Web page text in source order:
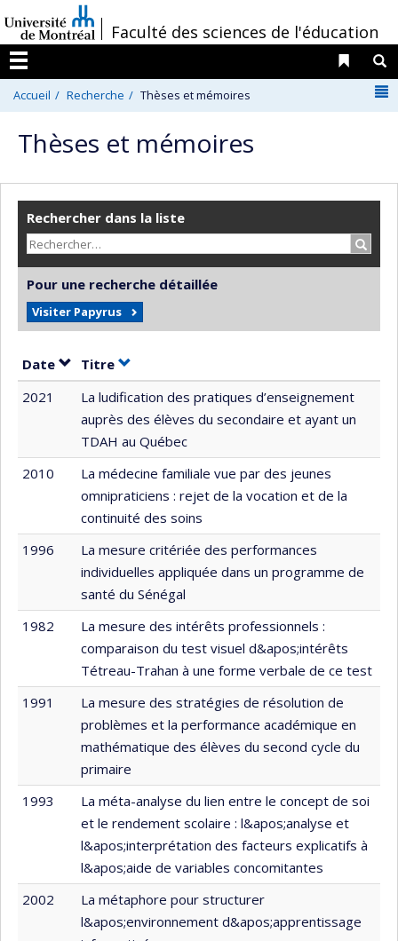
au
contenu
/Faculté des sciences de l'éducation
Menu
Liens
Accueil Recherche Thèses et mémoires
Thèses et mémoires
Rechercher dans la liste
Pour une recherche détaillée
Visiter Papyrus
Date Trier par date en ordre croissant
Titre Trier par titre en ordre croissant
2021
La ludification des pratiques d’enseignement
auprès des élèves du secondaire et ayant un
TDAH au Québec
2010
La médecine familiale vue par des jeunes
omnipraticiens : rejet de la vocation et de la
continuité des soins
1996
La mesure critériée des performances
individuelles appliquée dans un programme de
santé du Sénégal
1982
La mesure des intérêts professionnels :
comparaison du test visuel d&apos;intérêts
Tétreau-Trahan à une forme verbale de ce test
1991
La mesure des stratégies de résolution de
problèmes et la performance académique en
mathématique des élèves du second cycle du
primaire
1993
La méta-analyse du lien entre le concept de soi
et le rendement scolaire : l&apos;analyse et
l&apos;interprétation des facteurs explicatifs à
l&apos;aide de variables concomitantes
2002
La métaphore pour structurer
l&apos;environnement d&apos;apprentissage